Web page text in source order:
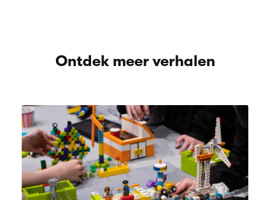
Ontdek meer verhalen